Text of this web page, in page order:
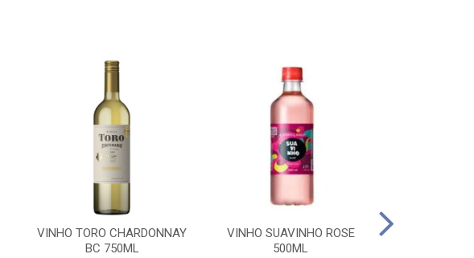
VINHO TORO CHARDONNAY
BC 750ML
VINHO SUAVINHO ROSE
500ML